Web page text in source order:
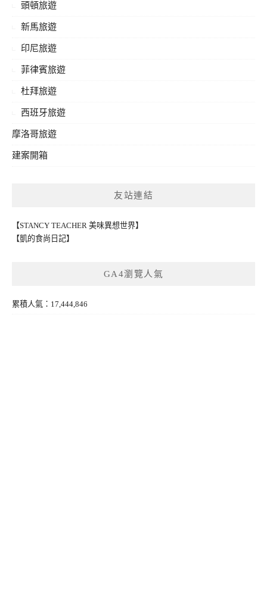
頭頓旅遊
新馬旅遊
印尼旅遊
菲律賓旅遊
杜拜旅遊
西班牙旅遊
摩洛哥旅遊
建案開箱
友站連結
【STANCY TEACHER 美味異想世界】
【凱的食尚日記】
GA4瀏覽人氣
累積人氣：17,444,846